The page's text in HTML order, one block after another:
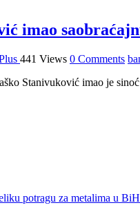
imao
441 Views 0 Comments
Stanivuković imao je